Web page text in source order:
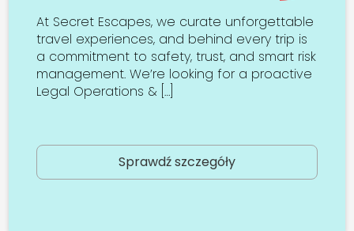
At Secret Escapes, we curate unforgettable
travel experiences, and behind every trip is
a commitment to safety, trust, and smart risk
management. We’re looking for a proactive
Legal Operations & […]
Sprawdź szczegóły